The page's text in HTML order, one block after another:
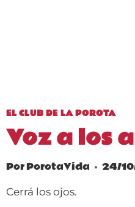
EL CLUB DE LA POROTA
Voz a los
PorPorotaVida 24/
Cerrá los ojos.